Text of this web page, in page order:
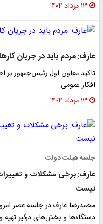
۱۳ مرداد ۱۴۰۴
عارف: مردم باید در جریان
تاکید معاون اول رئیس‌جمهور بر
افکار عمومی
۱۳ مرداد ۱۴۰۴
جلسه هیئت دولت
عارف: برخی مشکلات و
نیست
محمدرضا عارف در جلسه عصر
دستگاه‌ها و بخش‌های درگیر تهیه